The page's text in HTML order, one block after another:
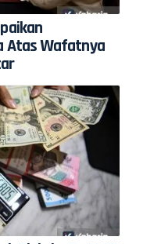
Atas Wafatnya